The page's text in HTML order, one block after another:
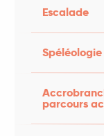
Escalade
Spéléologie
parcours